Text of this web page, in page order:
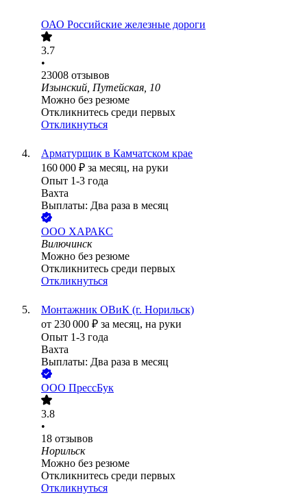
ОАО Российские железные дороги
3.7
•
23008 отзывов
Изынский, Путейская, 10
Можно без резюме
Откликнитесь среди первых
Откликнуться
Арматурщик в Камчатском крае
160 000 ₽ за месяц, на руки
Опыт 1-3 года
Вахта
Выплаты: Два раза в месяц
ООО ХАРАКС
Вилючинск
Можно без резюме
Откликнитесь среди первых
Откликнуться
Монтажник ОВиК (г. Норильск)
от 230 000 ₽ за месяц, на руки
Опыт 1-3 года
Вахта
Выплаты: Два раза в месяц
ООО ПрессБук
3.8
•
18 отзывов
Норильск
Можно без резюме
Откликнитесь среди первых
Откликнуться